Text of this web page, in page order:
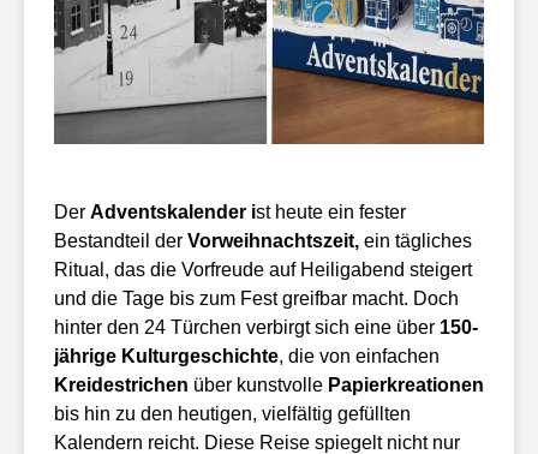
Der Adventskalender ist heute ein fester
Bestandteil der Vorweihnachtszeit, ein tägliches
Ritual, das die Vorfreude auf Heiligabend steigert
und die Tage bis zum Fest greifbar macht. Doch
hinter den 24 Türchen verbirgt sich eine über 150-
jährige Kulturgeschichte, die von einfachen
Kreidestrichen über kunstvolle Papierkreationen
bis hin zu den heutigen, vielfältig gefüllten
Kalendern reicht. Diese Reise spiegelt nicht nur